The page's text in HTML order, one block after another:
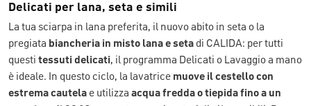
Delicati per lana, seta e simili
La tua sciarpa in lana preferita, il nuovo abito in seta o la
pregiata biancheria in misto lana e seta di CALIDA: per tutti
questi tessuti delicati, il programma Delicati o Lavaggio a mano
è ideale. In questo ciclo, la lavatrice muove il cestello con
estrema cautela e utilizza acqua fredda o tiepida fino a un